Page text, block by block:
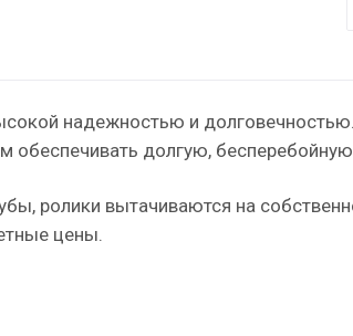
надежностью и
долгую,
ролики вытачиваются на
цены.